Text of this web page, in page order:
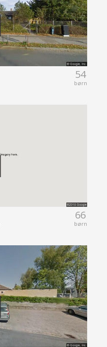
54
børn
66
børn